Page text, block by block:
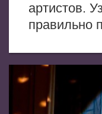
артистов.
правильно